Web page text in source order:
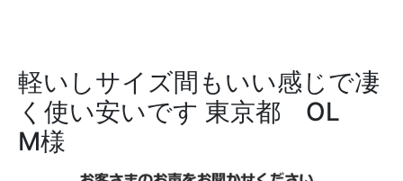
軽いしサイズ間もいい感じで凄
く使い安いです 東京都 OL
M様